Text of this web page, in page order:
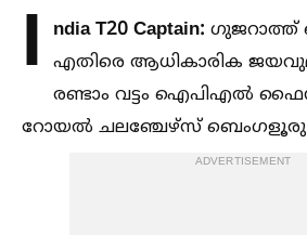
I ndia T20 Captain: ഗുജറാത്ത്
എതിരെ ആധികാരിക
രണ്ടാം വട്ടം ഐപിഎല്‍
റോയല്‍ ചലഞ്ചേഴ്സ് ബെംഗളൂരു
ADVERTISEMENT